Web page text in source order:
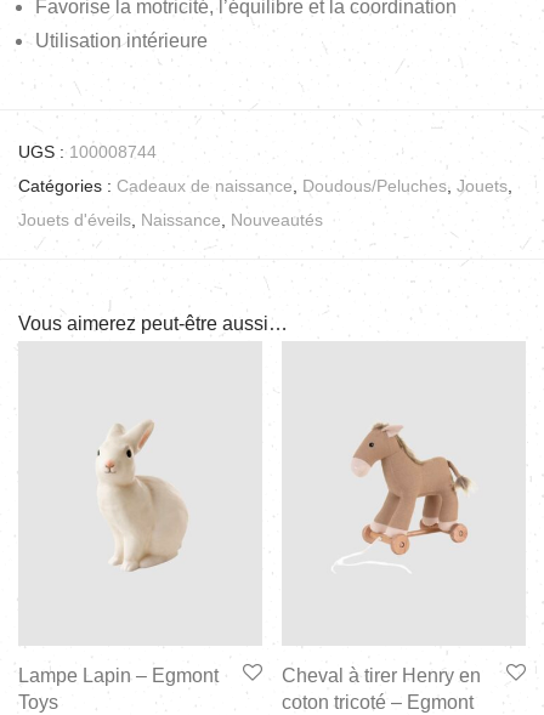
Favorise la motricité, l’équilibre et la coordination
Utilisation intérieure
UGS : 100008744
Catégories : Cadeaux de naissance Doudous/Peluches Jouets
Jouets d'éveils Naissance Nouveautés
Vous aimerez peut-être aussi…
Lampe Lapin – Egmont
Toys
Cheval à tirer Henry en
coton tricoté – Egmont